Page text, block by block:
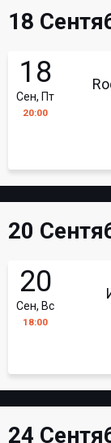
18
18
Сен, Пт
20:00
20
20
Сен, Вс
18:00
24